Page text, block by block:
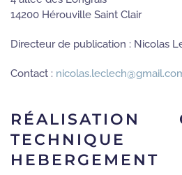
14200 Hérouville Saint Clair
Directeur de publication : Nicolas
Contact :
RÉALISATION
HEBERGEMENT